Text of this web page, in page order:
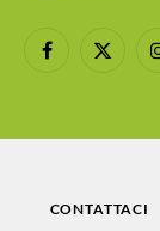
Facebook
X
CONTATTACI